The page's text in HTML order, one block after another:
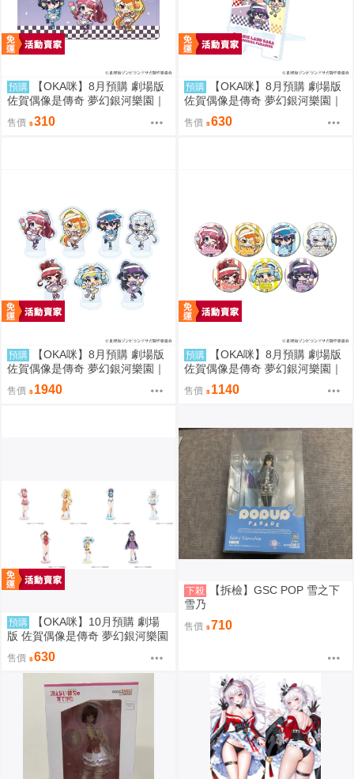
預購
【OKA咪】8月預購 劇場版
佐賀偶像是傳奇 夢幻銀河樂園｜
角色透明收納夾 01/集合款 冰淇
淋店ver.(Q版插畫)
售價 310
預購
【OKA咪】8月預購 劇場版
佐賀偶像是傳奇 夢幻銀河樂園｜
壓克力手機架 01/集合款 冰淇淋
店ver.(Q版插畫)
售價 630
預購
【OKA咪】8月預購 劇場版
佐賀偶像是傳奇 夢幻銀河樂園｜
壓克力迷你立牌 01/全套組(全7
種) 冰淇淋店ver.
售價 1940
預購
【OKA咪】8月預購 劇場版
佐賀偶像是傳奇 夢幻銀河樂園｜
徽章 02/全套組(全7種) 冰淇淋店
ver.(Q版插畫)
售價 1140
預購
【OKA咪】10月預購 劇場
版 佐賀偶像是傳奇 夢幻銀河樂園
｜壓克力立牌 (共7款任選)
售價 630
下殺
【拆檢】GSC POP 雪之下
雪乃
售價 710